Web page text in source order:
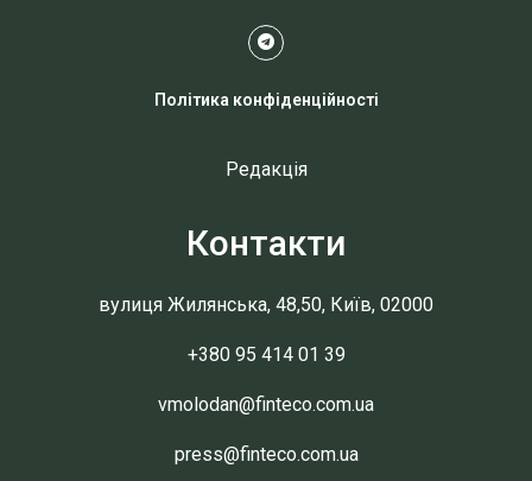
Політика конфіденційності
Редакція
Контакти
вулиця Жилянська, 48,50, Київ, 02000
+380 95 414 01 39
vmolodan@finteco.com.ua
press@finteco.com.ua